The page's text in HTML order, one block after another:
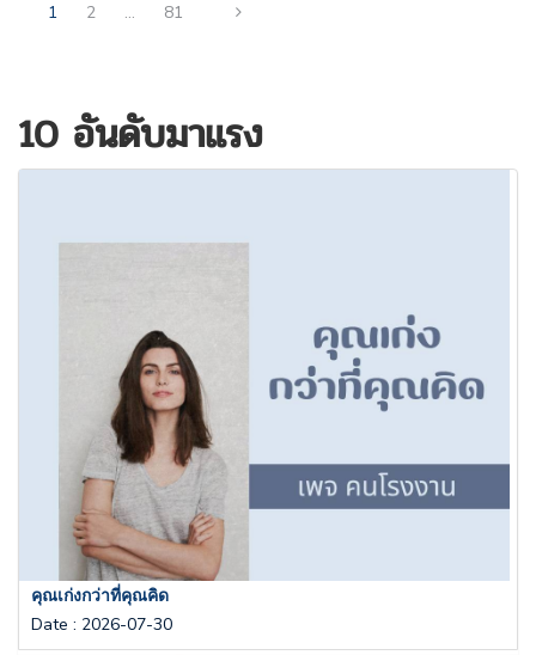
มีรอบเปิดรับวันที่ 25 ก.ค 2568 ปลวกแดง, ระยอง ประกาศ
1 2 … 81
10 อันดับมาแรง
คุณเก่งกว่าที่คุณคิด
Date : 2026-07-30